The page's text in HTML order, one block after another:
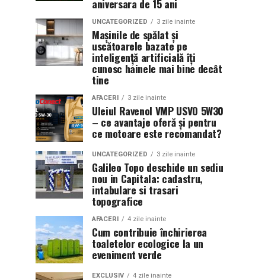
aniversara de 15 ani
UNCATEGORIZED 3 zile inainte
Mașinile de spălat și
uscătoarele bazate pe
inteligență artificială îți
cunosc hainele mai bine decât
tine
AFACERI 3 zile inainte
Uleiul Ravenol VMP USVO 5W30
– ce avantaje oferă și pentru
ce motoare este recomandat?
UNCATEGORIZED 3 zile inainte
Galileo Topo deschide un sediu
nou in Capitala: cadastru,
intabulare si trasari
topografice
AFACERI 4 zile inainte
Cum contribuie închirierea
toaletelor ecologice la un
eveniment verde
EXCLUSIV 4 zile inainte